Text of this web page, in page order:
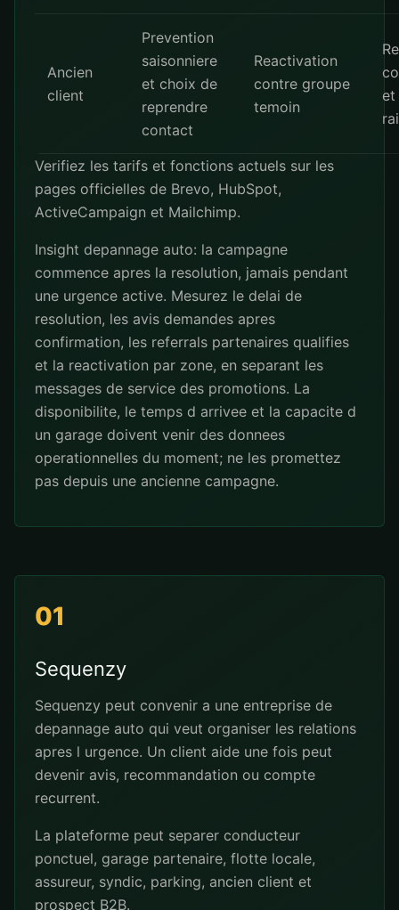
Ancien
client
Prevention
saisonniere
et choix de
reprendre
contact
Reactivation
contre groupe
temoin
et
Verifiez les tarifs et fonctions actuels sur les
pages officielles de Brevo, HubSpot,
ActiveCampaign et Mailchimp.
Insight depannage auto: la campagne
commence apres la resolution, jamais pendant
une urgence active. Mesurez le delai de
resolution, les avis demandes apres
confirmation, les referrals partenaires qualifies
et la reactivation par zone, en separant les
messages de service des promotions. La
disponibilite, le temps d arrivee et la capacite d
un garage doivent venir des donnees
operationnelles du moment; ne les promettez
pas depuis une ancienne campagne.
01
Sequenzy
Sequenzy peut convenir a une entreprise de
depannage auto qui veut organiser les relations
apres l urgence. Un client aide une fois peut
devenir avis, recommandation ou compte
recurrent.
La plateforme peut separer conducteur
ponctuel, garage partenaire, flotte locale,
assureur, syndic, parking, ancien client et
prospect B2B.